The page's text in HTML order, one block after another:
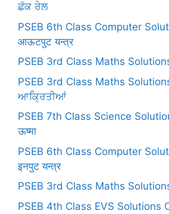
ਛੱਕ ਰੇਲ
PSEB 6th Class Computer
आऊटपुट यन्त्र
PSEB 3rd Class Maths
PSEB 3rd Class Maths
ਆਕ੍ਰਿਤੀਆਂ
PSEB 7th Class Science
ऊष्मा
PSEB 6th Class Computer
इनपुट यन्त्र
PSEB 3rd Class Maths
PSEB 4th Class EVS Solutions